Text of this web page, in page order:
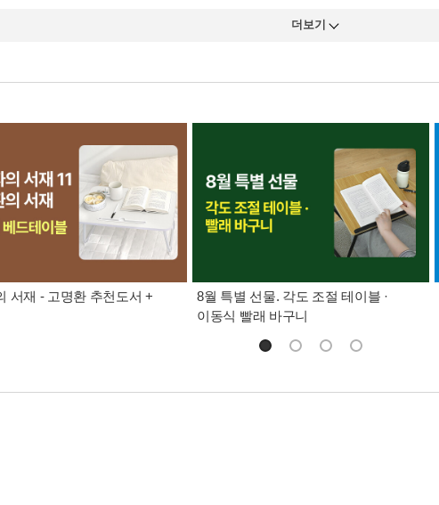
더보기
서재 - 고명환 추천도서 +
8월 특별 선물. 각도 조절 테이블 ·
이동식 빨래 바구니